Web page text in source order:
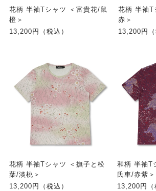
花柄 半袖Tシャツ ＜富貴花/鼠
橙＞
13,200円（税込）
花柄 半袖T
赤＞
13,200円（
花柄 半袖Tシャツ ＜撫子と松
葉/淡桃＞
13,200円（税込）
和柄 半袖T
氏車/赤紫＞
13,200円（